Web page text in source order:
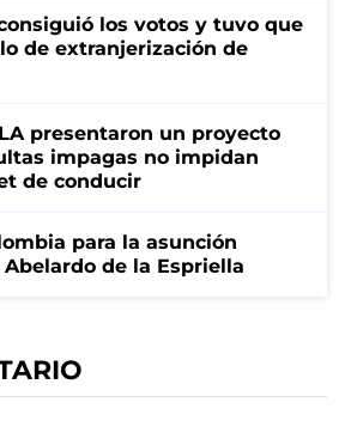
los votos y tuvo que
de extranjerización de
presentaron un proyecto
impagas no impidan
de conducir
para la asunción
de la Espriella